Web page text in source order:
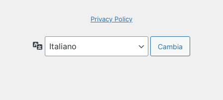
Privacy Policy
Lingua